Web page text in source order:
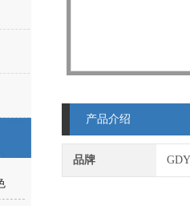
产品介绍
品牌